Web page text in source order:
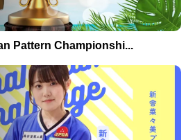
Pattern Championshi...